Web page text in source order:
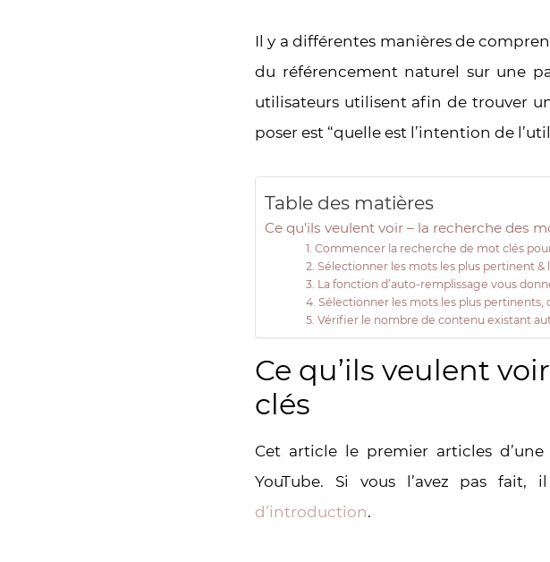
Il y a différentes manières de
du référencement naturel sur une
utilisateurs utilisent afin de trouver
poser est “quelle est l’intention de
Table des matières
Ce qu’ils veulent voir – la recherche des
1. Commencer la recherche de mot clés
2. Sélectionner les mots les plus pertinent &
3. La fonction d’auto-remplissage vous
4. Sélectionner les mots les plus pertinents,
5. Vérifier le nombre de contenu existant
Ce qu’ils veulent
clés
Cet article le premier articles
YouTube. Si vous l’avez pas
d’introduction.